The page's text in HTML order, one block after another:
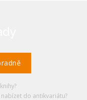
do antikvariátu?